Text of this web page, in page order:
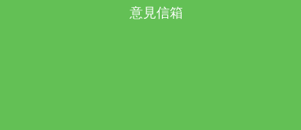
意見信箱